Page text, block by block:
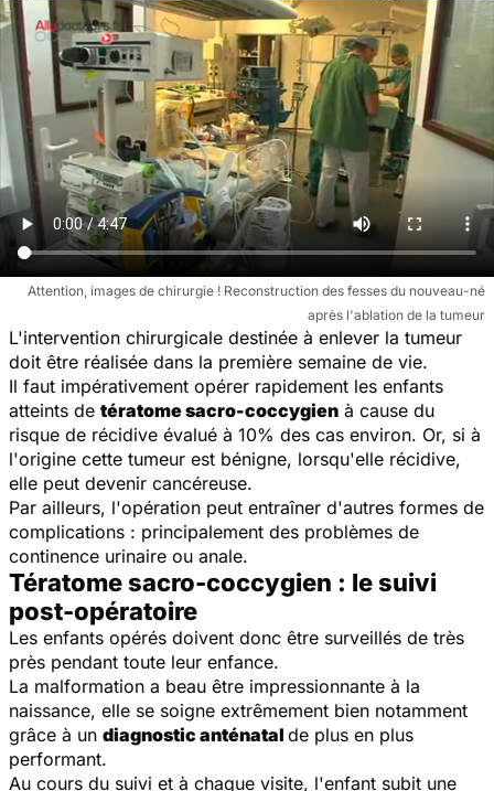
Attention, images de chirurgie ! Reconstruction des fesses du nouveau-né
après l'ablation de la tumeur
L'intervention chirurgicale destinée à enlever la tumeur
doit être réalisée dans la première semaine de vie.
Il faut impérativement opérer rapidement les enfants
atteints de tératome sacro-coccygien à cause du
risque de récidive évalué à 10% des cas environ. Or, si à
l'origine cette tumeur est bénigne, lorsqu'elle récidive,
elle peut devenir cancéreuse.
Par ailleurs, l'opération peut entraîner d'autres formes de
complications : principalement des problèmes de
continence urinaire ou anale.
Tératome sacro-coccygien : le suivi
post-opératoire
Les enfants opérés doivent donc être surveillés de très
près pendant toute leur enfance.
La malformation a beau être impressionnante à la
naissance, elle se soigne extrêmement bien notamment
grâce à un diagnostic anténatal de plus en plus
performant.
Au cours du suivi et à chaque visite, l'enfant subit une